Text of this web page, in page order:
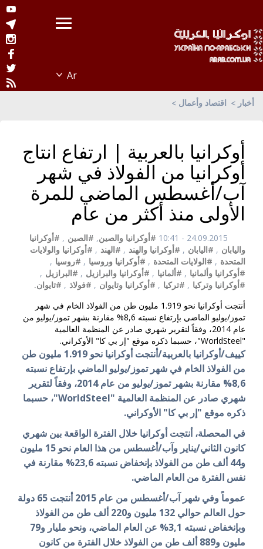
أخبار اقتصاد وأعمال
أوكرانيا بالعربية | ارتفاع انتاج
أوكرانيا من الفولاذ في شهر
آب/أغسطس الماضي للمرة
الأولى منذ أكثر من عام
24.09.2015 - 10:41 #أوكرانيا والصين, #الصين , #أوكرانيا
واليابان , #اليابان , #أوكرانيا والهند , #الهند , #أوكرانيا والولايات
المتحدة , #الولايات المتحدة , #أوكرانيا وروسيا , #روسيا ,
#أوكرانيا وألمانيا , #ألمانيا , #أوكرانيا والبرازيل , #البرازيل ,
#أوكرانيا وتركيا , #تركيا , #أوكرانيا وتايوان , #فولاذ , #تايوان.
أنتجت أوكرانيا نحو 1.919 مليون طن من الفولاذ الخام في شهر
تموز/يوليو الماضي بإرتفاع نسبته 8,6% مقارنة بشهر تموز/يوليو من
عام 2014، وفقاً لتقرير شهري صادر عن المنظمة العالمية
"WorldSteel"، حسبما ذكره موقع "إر بي كا" الأوكراني.
كييف/أوكرانيا بالعربية/أنتجت أوكرانيا نحو 1.919 مليون طن
من الفولاذ الخام في شهر تموز/يوليو الماضي بإرتفاع نسبته
8,6% مقارنة بشهر تموز/يوليو من عام 2014، وفقاً لتقرير
شهري صادر عن المنظمة العالمية "WorldSteel"، حسبما
ذكره موقع "إر بي كا" الأوكراني.
في المحصلة، أنتجت أوكرانيا خلال الفترة الواقعة بين شهري
كانون الثاني/يناير وآب/أغسطس من هذا العام نحو 15 مليون
و44 ألف طن من الفولاذ بإنخفاض نسبته 23,6% مقارنة في
نفس الفترة من العام الماضي.
عموماً وفي شهر آب/أغسطس من عام 2015 أنتجت 65 دولة
حول العالم حوالي 132 مليون و220 ألف طن من الفولاذ
وبإنخفاض نسبته 3,1% عن العام الماضي، ونحو مليار و79
مليون و889 ألف طن من الفولاذ خلال الفترة من كانون